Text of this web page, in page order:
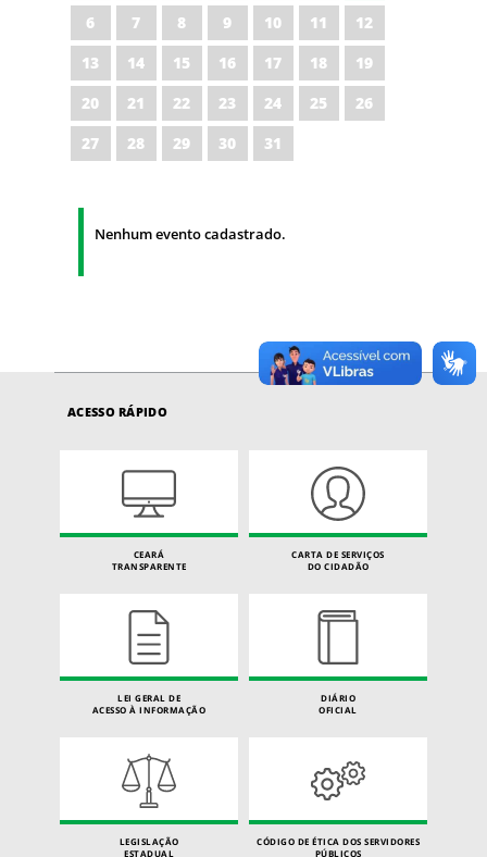
6
7 8 9 10 11
12
13
14 15 16 17 18
19
20
21 22 23 24 25
26
27
28 29 30 31
Nenhum evento cadastrado.
ACESSO RÁPIDO
CEARÁ
TRANSPARENTE
CARTA DE SERVIÇOS
DO CIDADÃO
LEI GERAL DE
ACESSO À INFORMAÇÃO
DIÁRIO
OFICIAL
LEGISLAÇÃO
ESTADUAL
CÓDIGO DE ÉTICA DOS SERVIDORES
PÚBLICOS